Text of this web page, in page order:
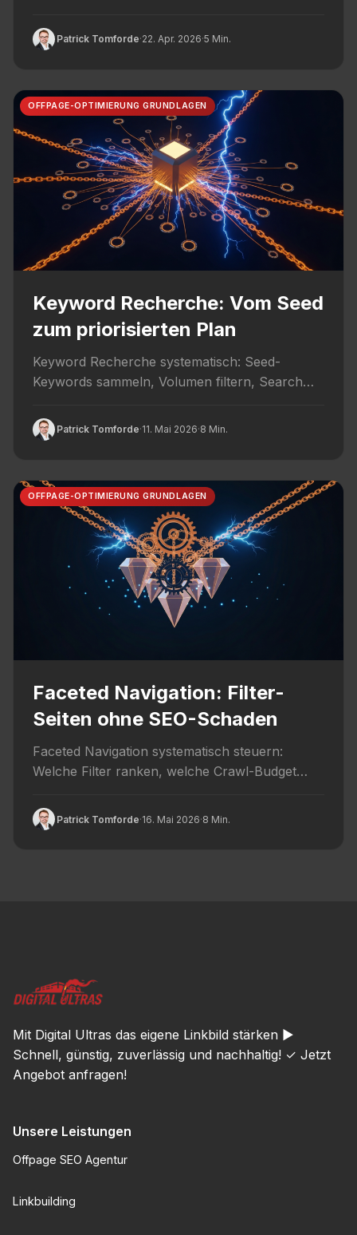
zurückgewinnst.
Patrick Tomforde·22. Apr. 2026·5 Min.
OFFPAGE-OPTIMIERUNG GRUNDLAGEN
Keyword Recherche: Vom Seed
zum priorisierten Plan
Keyword Recherche systematisch: Seed-
Keywords sammeln, Volumen filtern, Search
ableiten.Patrick Tomforde·11. Mai 2026·8 Min.
OFFPAGE-OPTIMIERUNG GRUNDLAGEN
Faceted Navigation: Filter-
Seiten ohne SEO-Schaden
Faceted Navigation systematisch steuern:
Welche Filter ranken, welche Crawl-Budget
2026 empfohlen sind.
Patrick Tomforde·16. Mai 2026·8 Min.
Mit Digital Ultras das eigene Linkbild stärken ►
Schnell, günstig, zuverlässig und nachhaltig! ✓ Jetzt
Angebot anfragen!
Unsere Leistungen
Offpage SEO Agentur
Linkbuilding